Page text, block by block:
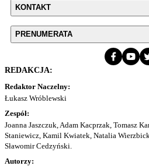
KONTAKT
PRENUMERATA
REDAKCJA:
Redaktor Naczelny:
Łukasz Wróblewski
Zespół:
Joanna Jaszczuk, Adam Kacprzak, Tomasz
Staniewicz, Kamil Kwiatek, Natalia
Sławomir Cedzyński.
Autorzy: